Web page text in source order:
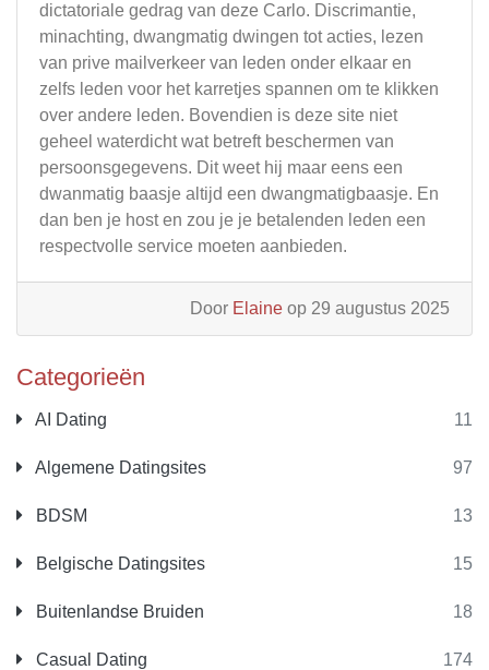
Categorieën
AI Dating 11
Algemene Datingsites 97
BDSM 13
Belgische Datingsites 15
Buitenlandse Bruiden 18
Casual Dating 174
dictatoriale gedrag van deze Carlo. Discrimantie,
minachting, dwangmatig dwingen tot acties, lezen
van prive mailverkeer van leden onder elkaar en
zelfs leden voor het karretjes spannen om te klikken
over andere leden. Bovendien is deze site niet
geheel waterdicht wat betreft beschermen van
persoonsgegevens. Dit weet hij maar eens een
dwanmatig baasje altijd een dwangmatigbaasje. En
dan ben je host en zou je je betalenden leden een
respectvolle service moeten aanbieden.
Door Elaine op 29 augustus 2025